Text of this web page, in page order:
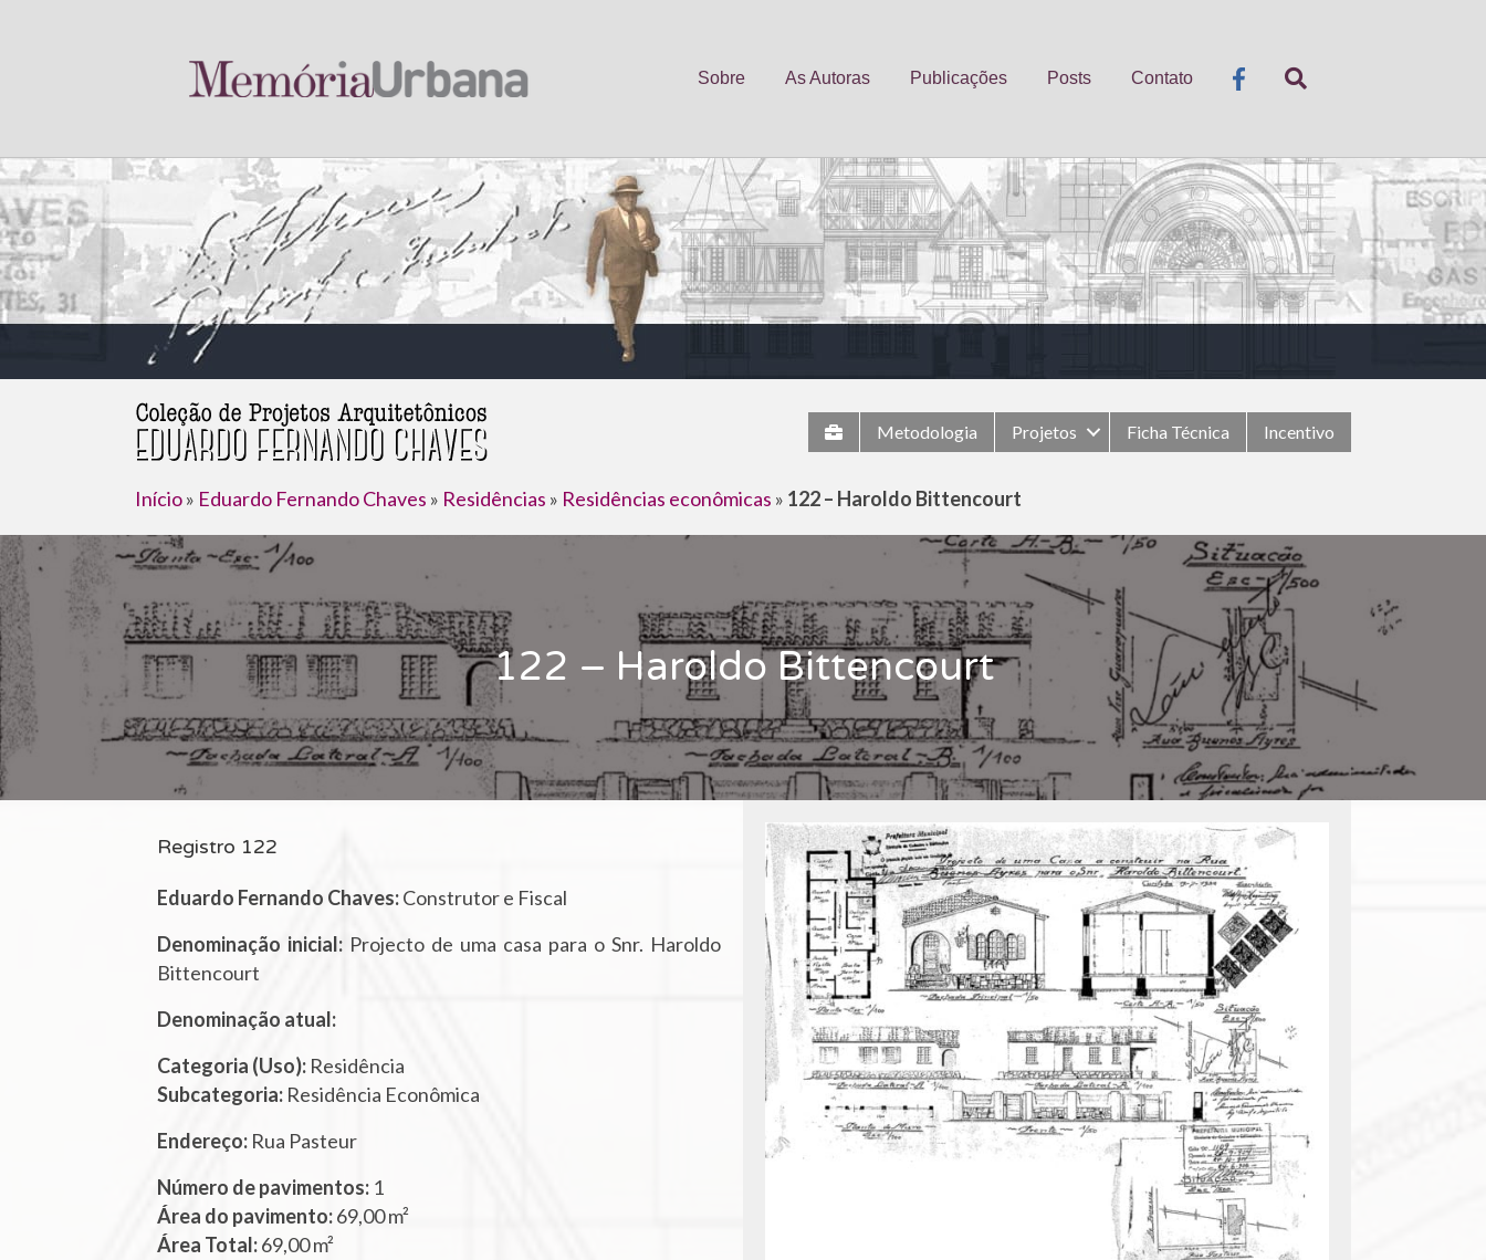
Sobre As Autoras Publicações Posts Contato
Metodologia Projetos Ficha Técnica Incentivo
Início» Eduardo Fernando Chaves » Residências » Residências econômicas » 122 – Haroldo Bittencourt
122 – Haroldo Bittencourt
Registro 122
Eduardo Fernando Chaves:Construtor e Fiscal
Denominação inicial: Projecto de uma casa para o Snr. Haroldo
Bittencourt
Denominação atual:
Categoria (Uso): Residência
Subcategoria: Residência Econômica
Endereço: Rua Pasteur
Número de pavimentos: 1
Área do pavimento:69,00 m²
Área Total:69,00 m²